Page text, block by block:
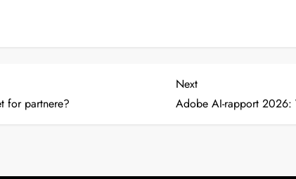
for partnere?
Next
Post
Next
Adobe AI-rapport